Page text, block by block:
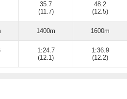
35.7
(11.7)
48.2
(12.5)
1400m 1600m
1:24.7
(12.1)
1:36.9
(12.2)